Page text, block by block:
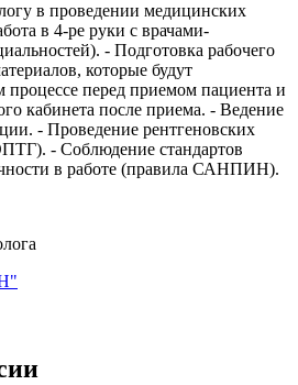
в проведении медицинских
в 4-ре руки с врачами-
- Подготовка рабочего
которые будут
процессе перед приемом пациента и
кабинета после приема. - Ведение
- Проведение рентгеновских
- Соблюдение стандартов
в работе (правила САНПИН).